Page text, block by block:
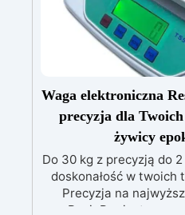
Waga elektroniczna
precyzja dla
żywicy
Do 30 kg z precyzją do
doskonałość w twoich
Precyzja na
ResinPro jest